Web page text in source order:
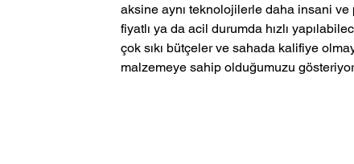
aksine aynı teknolojilerle daha insani
fiyatlı ya da acil durumda hızlı
çok sıkı bütçeler ve sahada kalifiye
malzemeye sahip olduğumuzu